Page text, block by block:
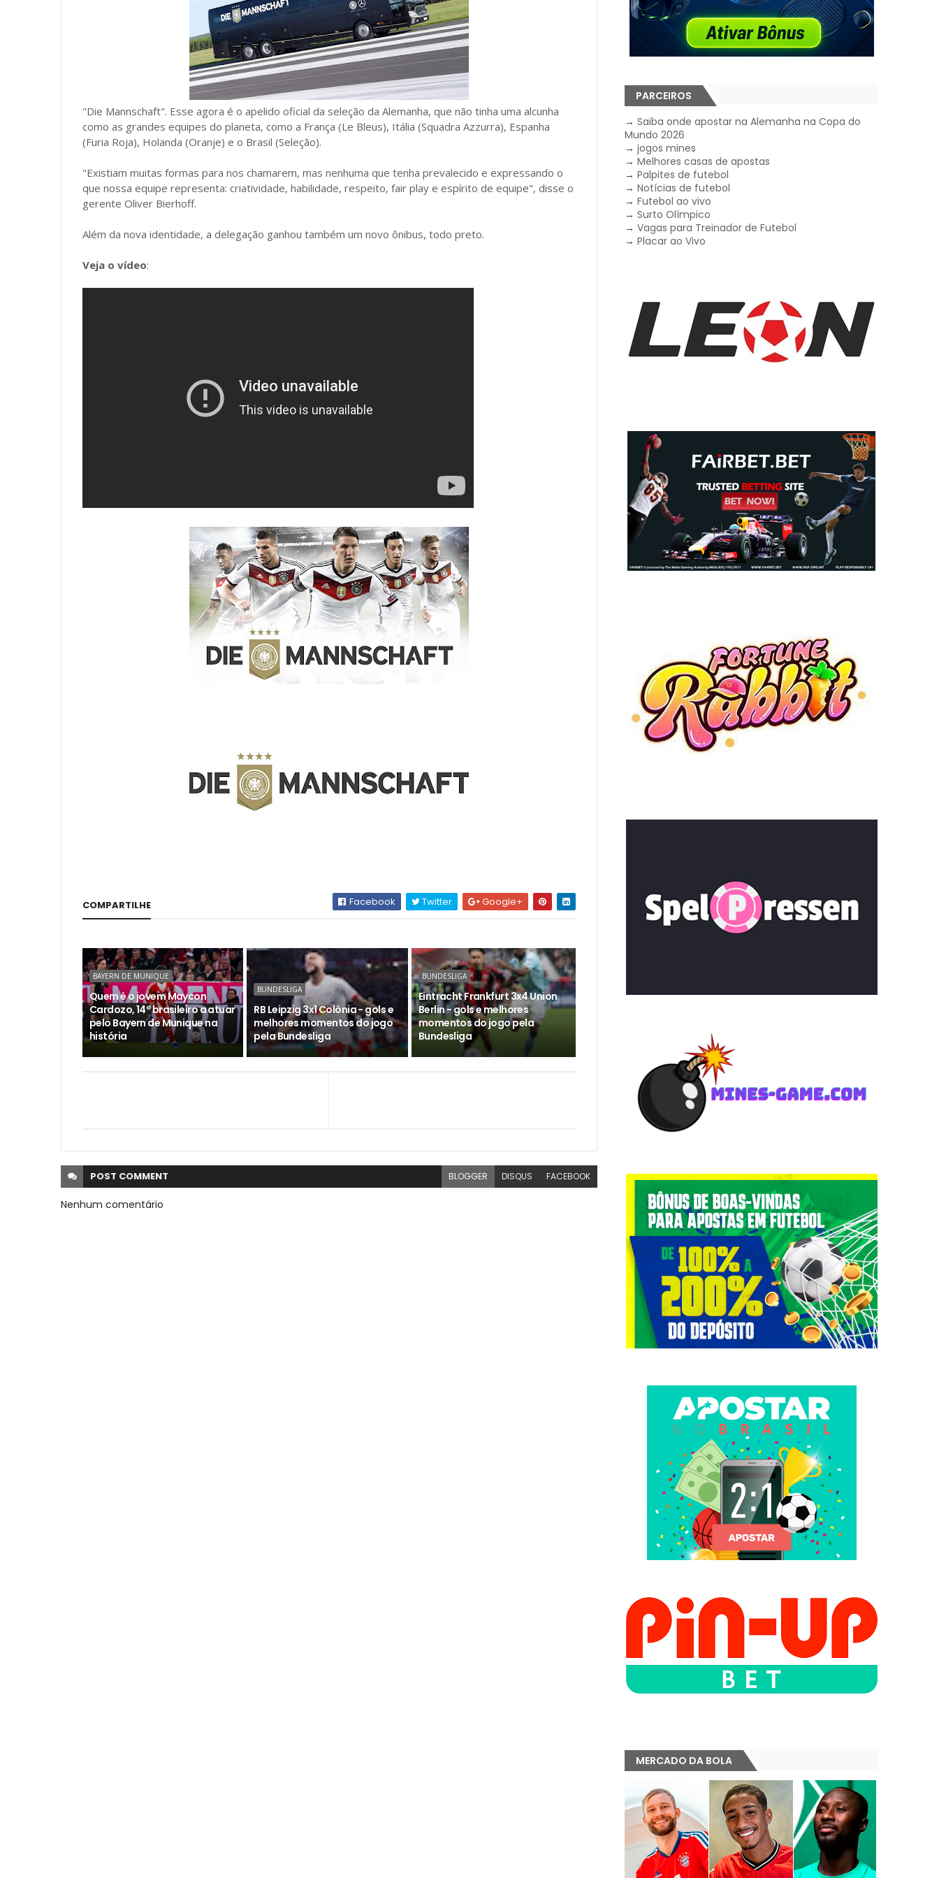
"Die Mannschaft". Esse agora é o apelido oficial da seleção da Alemanha, que não tinha uma alcunha
como as grandes equipes do planeta, como a França (Le Bleus), Itália (Squadra Azzurra), Espanha
(Furia Roja), Holanda (Oranje) e o Brasil (Seleção).
"Existiam muitas formas para nos chamarem, mas nenhuma que tenha prevalecido e expressando o
que nossa equipe representa: criatividade, habilidade, respeito, fair play e espírito de equipe", disse o
gerente Oliver Bierhoff.
Além da nova identidade, a delegação ganhou também um novo ônibus, todo preto.
Veja o vídeo:
COMPARTILHE Facebook Twitter Google+
BAYERN DE MUNIQUE
Quem é o jovem Maycon
Cardozo, 14º brasileiro a atuar
pelo Bayern de Munique na
história
BUNDESLIGA
RB Leipzig 3x1 Colônia - gols e
melhores momentos do jogo
pela Bundesliga
BUNDESLIGA
Eintracht Frankfurt 3x4 Union
Berlin - gols e melhores
momentos do jogo pela
Bundesliga
POST COMMENT BLOGGER DISQUS FACEBOOK
Nenhum comentário
PARCEIROS
→Saiba onde apostar na Alemanha na Copa do
Mundo 2026
→jogos mines
→Melhores casas de apostas
→Palpites de futebol
→Notícias de futebol
→Futebol ao vivo
→Surto Olímpico
→Vagas para Treinador de Futebol
→Placar ao Vivo
MERCADO DA BOLA